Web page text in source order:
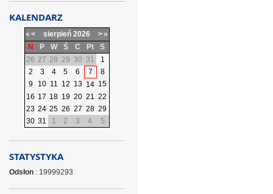
KALENDARZ
« < sierpień 2026 >»
N
P W Ś C Pt
S
26 27 28 29 30 31
1
2
3 4 5 6 7
8
9
10 11 12 13 14 15
16 17 18 19 20 21 22
23 24 25 26 27 28 29
30 31 1 2 3 4 5
STATYSTYKA
Odsłon: 19999293